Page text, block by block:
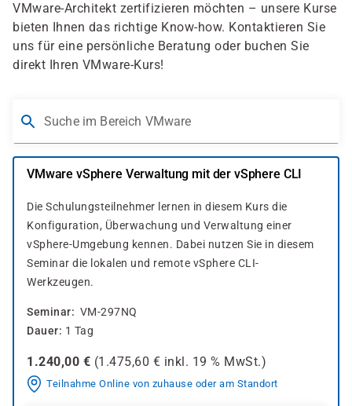
VMware-Architekt zertifizieren möchten – unsere Kurse
bieten Ihnen das richtige Know-how. Kontaktieren Sie
uns für eine persönliche Beratung oder buchen Sie
direkt Ihren VMware-Kurs!
Suche im Bereich VMware
VMware vSphere Verwaltung mit der vSphere CLI
Die Schulungsteilnehmer lernen in diesem Kurs die
Konfiguration, Überwachung und Verwaltung einer
vSphere-Umgebung kennen. Dabei nutzen Sie in diesem
Seminar die lokalen und remote vSphere CLI-
Werkzeugen.
Seminar
VM-297NQ
Dauer
1 Tag
1.240,00 € (1.475,60 € inkl. 19 % MwSt.)
Teilnahme Online von zuhause oder am Standort